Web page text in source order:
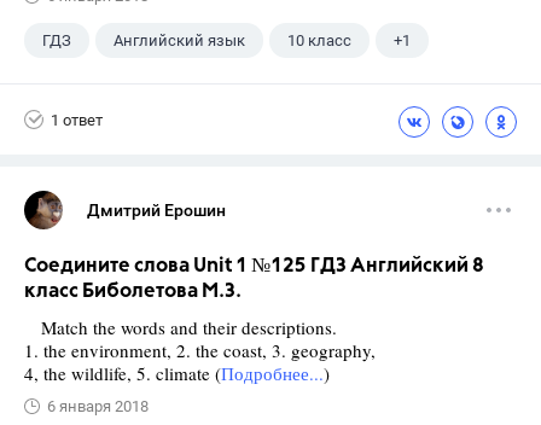
ГДЗ Английский язык 10 класс +1
1 ответ
Дмитрий Ерошин
Соедините слова Unit 1 №125 ГДЗ Английский 8
класс Биболетова М.З.
Match the words and their descriptions.
1. the environment, 2. the coast, 3. geography,
4, the wildlife, 5. climate (Подробнее...)
6 января 2018